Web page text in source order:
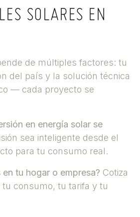
SOLARES EN
de múltiples factores: tu
del país y la solución técnica
— cada proyecto se
en energía solar se
sea inteligente desde el
para tu consumo real.
tu hogar o empresa? Cotiza
consumo, tu tarifa y tu